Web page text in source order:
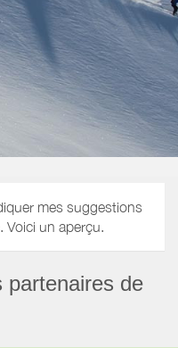
mes suggestions
Voici un aperçu.
partenaires de